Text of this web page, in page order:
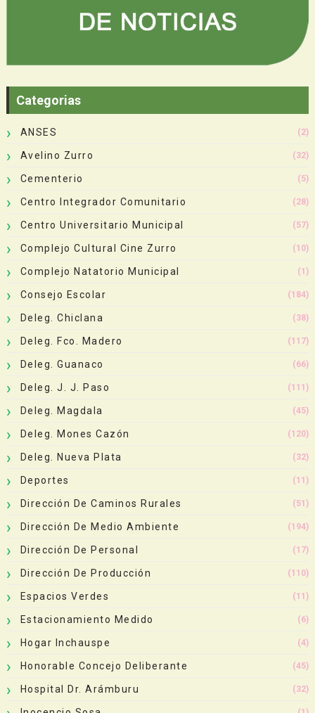
Categorias
ANSES (2)
Avelino Zurro (32)
Cementerio (5)
Centro Integrador Comunitario (28)
Centro Universitario Municipal (57)
Complejo Cultural Cine Zurro (10)
Complejo Natatorio Municipal (1)
Consejo Escolar (184)
Deleg. Chiclana (38)
Deleg. Fco. Madero (117)
Deleg. Guanaco (66)
Deleg. J. J. Paso (111)
Deleg. Magdala (45)
Deleg. Mones Cazón (120)
Deleg. Nueva Plata (32)
Deportes (11)
Dirección De Caminos Rurales (51)
Dirección De Medio Ambiente (194)
Dirección De Personal (17)
Dirección De Producción (110)
Espacios Verdes (11)
Estacionamiento Medido (6)
Hogar Inchauspe (4)
Honorable Concejo Deliberante (45)
Hospital Dr. Arámburu (32)